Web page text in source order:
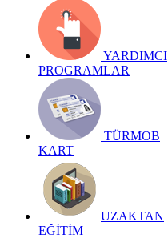
YARDIMCI
PROGRAMLAR
TÜRMOB
KART
UZAKTAN
EĞİTİM